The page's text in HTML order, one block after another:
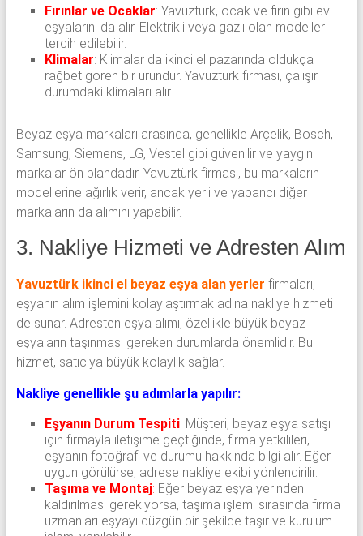
Fırınlar ve Ocaklar: Yavuztürk, ocak ve fırın gibi ev
eşyalarını da alır. Elektrikli veya gazlı olan modeller
tercih edilebilir.
Klimalar: Klimalar da ikinci el pazarında oldukça
rağbet gören bir üründür. Yavuztürk firması, çalışır
durumdaki klimaları alır.
Beyaz eşya markaları arasında, genellikle Arçelik, Bosch,
Samsung, Siemens, LG, Vestel gibi güvenilir ve yaygın
markalar ön plandadır. Yavuztürk firması, bu markaların
modellerine ağırlık verir, ancak yerli ve yabancı diğer
markaların da alımını yapabilir.
3. Nakliye Hizmeti ve Adresten Alım
Yavuztürk ikinci el beyaz eşya alan yerler firmaları,
eşyanın alım işlemini kolaylaştırmak adına nakliye hizmeti
de sunar. Adresten eşya alımı, özellikle büyük beyaz
eşyaların taşınması gereken durumlarda önemlidir. Bu
hizmet, satıcıya büyük kolaylık sağlar.
Nakliye genellikle şu adımlarla yapılır:
Eşyanın Durum Tespiti: Müşteri, beyaz eşya satışı
için firmayla iletişime geçtiğinde, firma yetkilileri,
eşyanın fotoğrafı ve durumu hakkında bilgi alır. Eğer
uygun görülürse, adrese nakliye ekibi yönlendirilir.
Taşıma ve Montaj: Eğer beyaz eşya yerinden
kaldırılması gerekiyorsa, taşıma işlemi sırasında firma
uzmanları eşyayı düzgün bir şekilde taşır ve kurulum